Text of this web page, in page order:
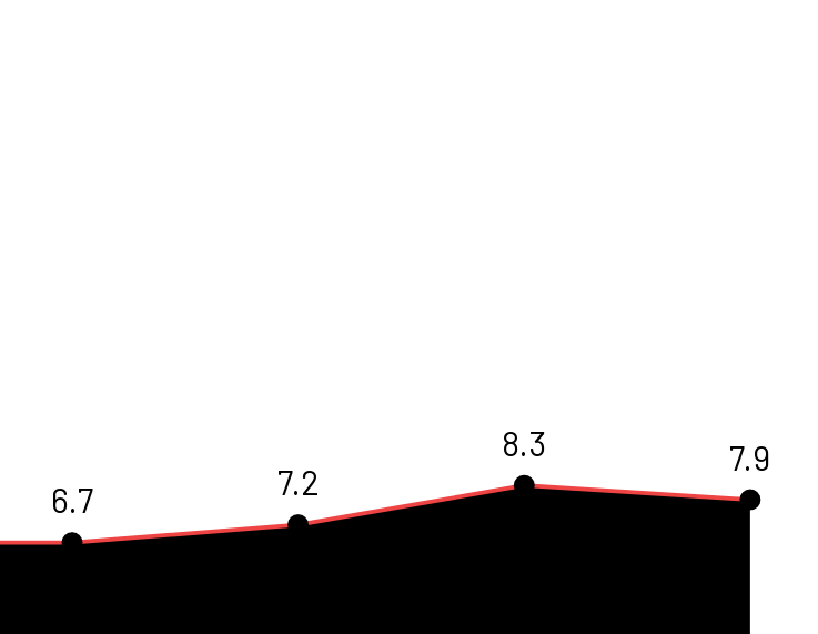
6.7 7.2
8.3 7.9